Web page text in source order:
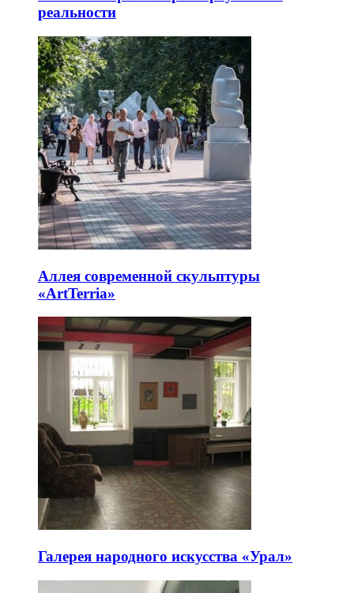
реальности
Аллея современной скульптуры
«ArtTerria»
Галерея народного искусства «Урал»